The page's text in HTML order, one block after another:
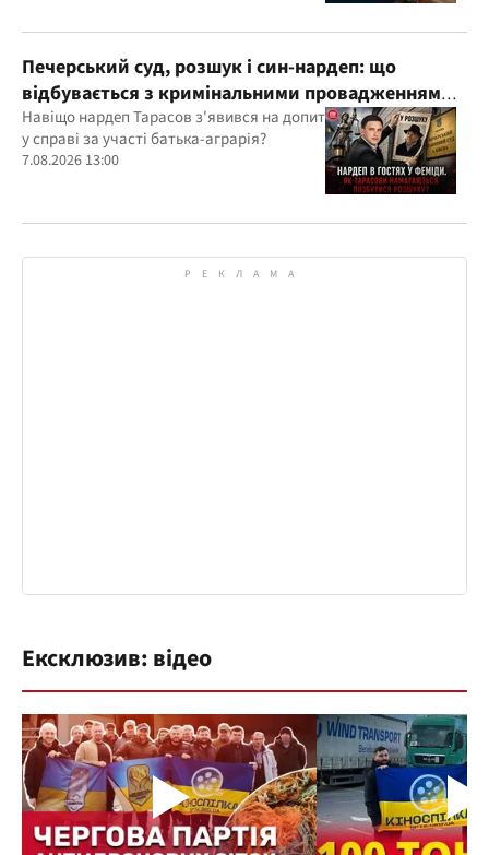
Печерський суд, розшук і син-нардеп: що
відбувається з кримінальними провадженнями
за участі агробарона Тарасова?
Навіщо нардеп Тарасов з'явився на допит
у справі за участі батька-аграрія?
7.08.2026 13:00
Ексклюзив: відео